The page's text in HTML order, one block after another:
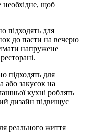
необхідне, щоб
підходять для
до пасти на вечерю
напружене
підходять для
або закусок на
кухні роблять
дизайн підвищує
реального життя